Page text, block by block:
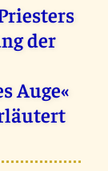
der
Auge«